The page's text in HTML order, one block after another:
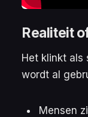
Realiteit
Het klinkt als
wordt al
Mensen